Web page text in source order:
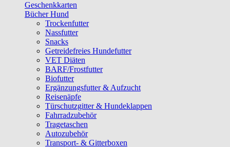
Geschenkkarten
Bücher Hund
Trockenfutter
Nassfutter
Snacks
Getreidefreies Hundefutter
VET Diäten
BARF/Frostfutter
Biofutter
Ergänzungsfutter & Aufzucht
Reisenäpfe
Türschutzgitter & Hundeklappen
Fahrradzubehör
Tragetaschen
Autozubehör
Transport- & Gitterboxen